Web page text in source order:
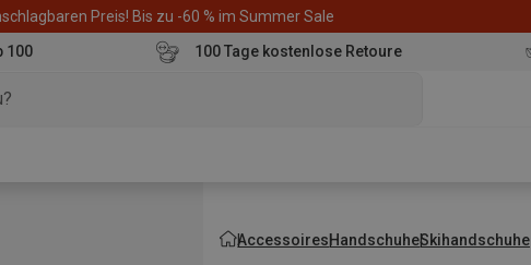
Preis! Bis zu -60 % im Summer Sale
100
100 Tage kostenlose Retoure
AccessoiresHandschuheSkihandschuhe